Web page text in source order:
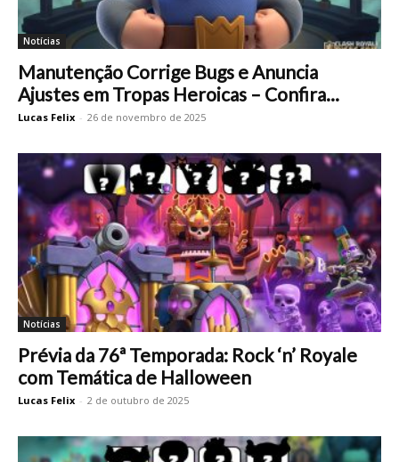
Notícias
Manutenção Corrige Bugs e Anuncia
Ajustes em Tropas Heroicas – Confira...
Lucas Felix - 26 de novembro de 2025
Notícias
Prévia da 76ª Temporada: Rock ‘n’ Royale
com Temática de Halloween
Lucas Felix - 2 de outubro de 2025